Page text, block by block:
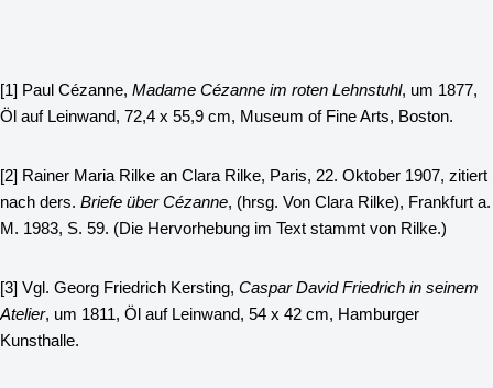
[1] Paul Cézanne, Madame Cézanne im roten Lehnstuhl, um 1877,
Öl auf Leinwand, 72,4 x 55,9 cm, Museum of Fine Arts, Boston.
[2] Rainer Maria Rilke an Clara Rilke, Paris, 22. Oktober 1907, zitiert
nach ders. Briefe über Cézanne, (hrsg. Von Clara Rilke), Frankfurt a.
M. 1983, S. 59. (Die Hervorhebung im Text stammt von Rilke.)
[3] Vgl. Georg Friedrich Kersting, Caspar David Friedrich in seinem
Atelier, um 1811, Öl auf Leinwand, 54 x 42 cm, Hamburger
Kunsthalle.